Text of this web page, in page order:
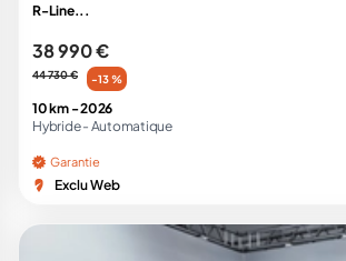
R-Line...
38 990 €
44 730 € -13 %
10 km -2026
Hybride - Automatique
Garantie
Exclu Web